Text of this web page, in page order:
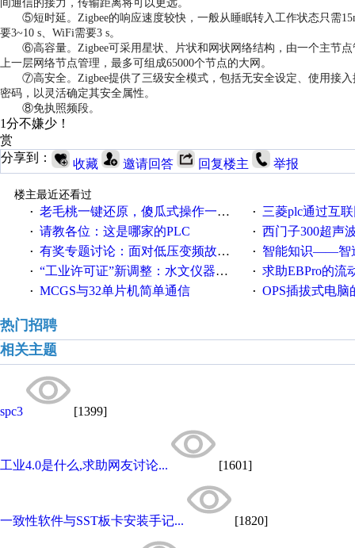
间通信的接力，传输距离将可以更远。
⑤短时延。Zigbee的响应速度较快，一般从睡眠转入工作状态只需
要3~10 s、WiFi需要3 s。
⑥高容量。Zigbee可采用星状、片状和网状网络结构，由一个主节点
上一层网络节点管理，最多可组成65000个节点的大网。
⑦高安全。Zigbee提供了三级安全模式，包括无安全设定、使用接入
密码，以灵活确定其安全属性。
⑧免执照频段。
1分不嫌少！
赏
分享到：
收藏 邀请回答 回复楼主 举报
楼主最近还看过
· 老毛桃一键还原，傻瓜式操作一键轻松备份还原；程序为向导式安装，一键即可实现自动备份或还原系统。 · 三菱plc通过互联网实现plc
· 请教各位：这是哪家的PLC · 西门子300超声波
· 有奖专题讨论：面对低压变频故障，老手是这样解决的！ · 智能知识——智造时代，
· “工业许可证”新调整：水文仪器等19类产品取消事前生产许可 · 求助EBPro的流
· MCGS与32单片机简单通信 · OPS插拔式电脑
热门招聘
相关主题
spc3 [1399]
工业4.0是什么,求助网友讨论... [1601]
一致性软件与SST板卡安装手记... [1820]